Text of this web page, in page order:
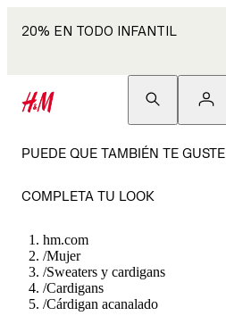
20% EN TODO INFANTIL
PUEDE QUE TAMBIÉN TE GUSTE
COMPLETA TU LOOK
hm.com
/Mujer
/Sweaters y cardigans
/Cardigans
/Cárdigan acanalado